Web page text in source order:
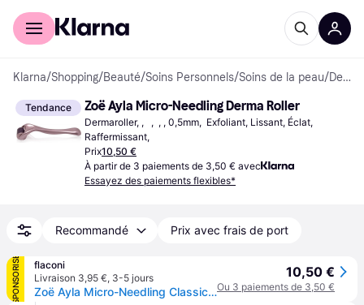
Acheter avec Klarna
Klarna/Shopping/Beauté/Soins Personnels/Soins de la peau/ Dermarollers
Tendance Zoë Ayla Micro-Needling Derma Roller
Dermaroller, ,   ,  , , 0,5mm,  Exfoliant, Lissant, Éclat,
Raffermissant,
Prix10,50 €
À partir de 3 paiements de 3,50 € avec
Essayez des paiements flexibles*
Recommandé Prix avec frais de port
SPONSORISÉ
flaconi
Livraison 3,95 €, 3-5 jours
Zoë Ayla Micro-Needling Classic Dermaroller
10,50 €
Ou 3 paiements de 3,50 €